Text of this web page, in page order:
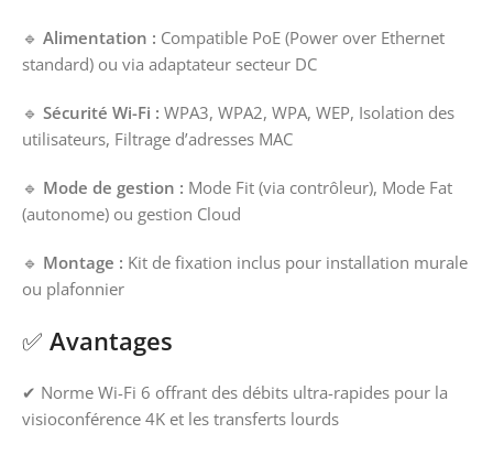
🔹 Alimentation : Compatible PoE (Power over Ethernet
standard) ou via adaptateur secteur DC
🔹 Sécurité Wi-Fi : WPA3, WPA2, WPA, WEP, Isolation des
utilisateurs, Filtrage d’adresses MAC
🔹 Mode de gestion : Mode Fit (via contrôleur), Mode Fat
(autonome) ou gestion Cloud
🔹 Montage : Kit de fixation inclus pour installation murale
ou plafonnier
✅ Avantages
✔ Norme Wi-Fi 6 offrant des débits ultra-rapides pour la
visioconférence 4K et les transferts lourds